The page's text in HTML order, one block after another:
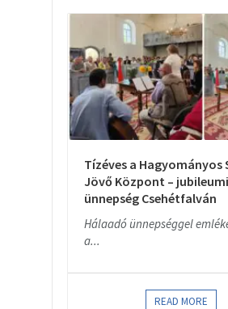
Tízéves a Hagyományos
Jövő Központ – jubileumi
ünnepség Csehétfalván
Hálaadó ünnepséggel
a...
READ MORE